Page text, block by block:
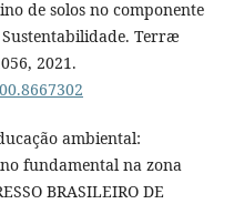
de solos no componente
Terræ
2021.
ambiental:
fundamental na zona
BRASILEIRO DE